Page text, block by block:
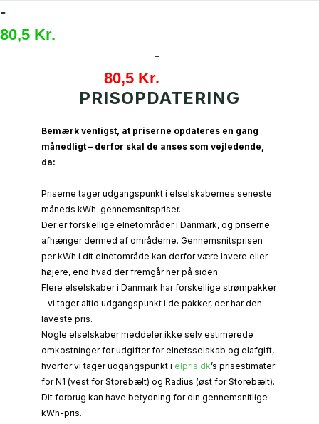
-
80,5 Kr.
-
80,5 Kr.
PRISOPDATERING
Bemærk venligst, at priserne opdateres en gang
månedligt – derfor skal de anses som vejledende,
da:
Priserne tager udgangspunkt i elselskabernes seneste
måneds kWh-gennemsnitspriser.
Der er forskellige elnetområder i Danmark, og priserne
afhænger dermed af områderne. Gennemsnitsprisen
per kWh i dit elnetområde kan derfor være lavere eller
højere, end hvad der fremgår her på siden.
Flere elselskaber i Danmark har forskellige strømpakker
– vi tager altid udgangspunkt i de pakker, der har den
laveste pris.
Nogle elselskaber meddeler ikke selv estimerede
omkostninger for udgifter for elnetsselskab og elafgift,
hvorfor vi tager udgangspunkt i elpris.dk’s prisestimater
for N1 (vest for Storebælt) og Radius (øst for Storebælt).
Dit forbrug kan have betydning for din gennemsnitlige
kWh-pris.